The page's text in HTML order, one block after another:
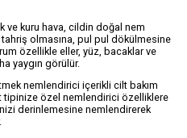
ve kuru hava, cildin doğal nem
olmasına, pul pul dökülmesine
özellikle eller, yüz, bacaklar ve
yaygın görülür.
nemlendirici içerikli cilt bakım
tipinize özel nemlendirici özelliklere
derinlemesine nemlendirerek